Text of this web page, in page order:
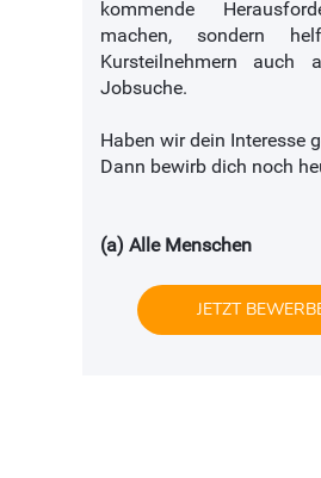
kommende
machen, sondern
Kursteilnehmern auch
Jobsuche.
Haben wir dein Interesse
Dann bewirb dich noch
(a) Alle Menschen
JETZT